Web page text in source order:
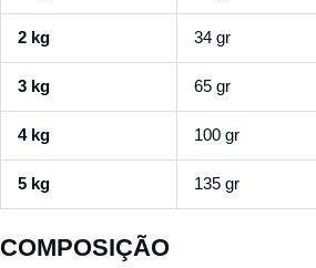
2 kg 34 gr
3 kg 65 gr
4 kg 100 gr
5 kg 135 gr
COMPOSIÇÃO